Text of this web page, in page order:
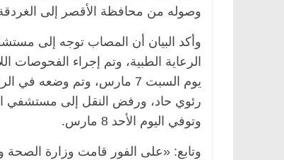
وصوله من محافظة الأقصر إلى
الرعاية الطبية، وتم إجراء الفحوصات
يوم السبت 7 مارس، وتم
رئوي حاد، ورفض النقل إلى
وتوفي اليوم الأحد 8 مارس.
وتابع: «على الفور قامت وزارة الصحة